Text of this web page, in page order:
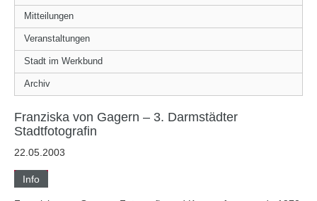
Mitteilungen
Veranstaltungen
Stadt im Werkbund
Archiv
Franziska von Gagern – 3. Darmstädter
Stadtfotografin
22.05.2003
Info